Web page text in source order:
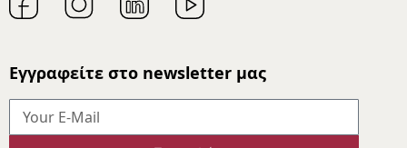
Εγγραφείτε στο newsletter μας